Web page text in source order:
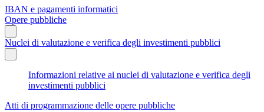
IBAN e pagamenti informatici
Opere pubbliche
Nuclei di valutazione e verifica degli investimenti pubblici
Informazioni relative ai nuclei di valutazione e verifica degli
investimenti pubblici
Atti di programmazione delle opere pubbliche